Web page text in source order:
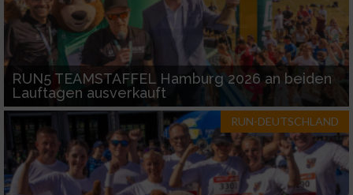
RUN5 TEAMSTAFFEL Hamburg 2026 an beiden
Lauftagen ausverkauft
RUN-DEUTSCHLAND